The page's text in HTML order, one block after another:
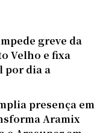
greve da
Velho e fixa
por dia a
presença em
Aramix